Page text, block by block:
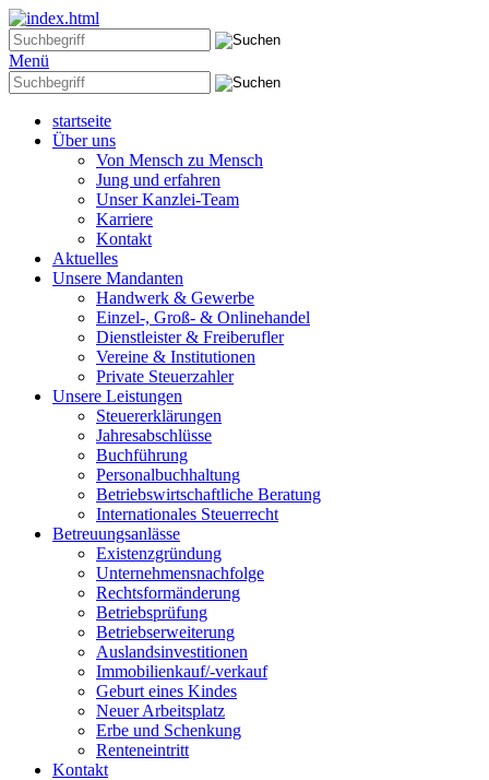
Menü
startseite
Über uns
Von Mensch zu Mensch
Jung und erfahren
Unser Kanzlei-Team
Karriere
Kontakt
Aktuelles
Unsere Mandanten
Handwerk & Gewerbe
Einzel-, Groß- & Onlinehandel
Dienstleister & Freiberufler
Vereine & Institutionen
Private Steuerzahler
Unsere Leistungen
Steuererklärungen
Jahresabschlüsse
Buchführung
Personalbuchhaltung
Betriebswirtschaftliche Beratung
Internationales Steuerrecht
Betreuungsanlässe
Existenzgründung
Unternehmensnachfolge
Rechtsformänderung
Betriebsprüfung
Betriebserweiterung
Auslandsinvestitionen
Immobilienkauf/-verkauf
Geburt eines Kindes
Neuer Arbeitsplatz
Erbe und Schenkung
Renteneintritt
Kontakt